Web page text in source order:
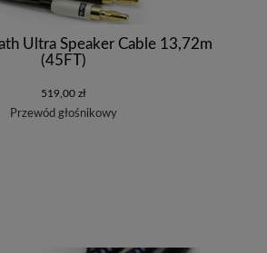
Ultra Speaker Cable 13,72m
(45FT)
519,00 zł
Przewód głośnikowy